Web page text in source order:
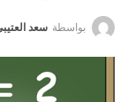
بواسطة سعد